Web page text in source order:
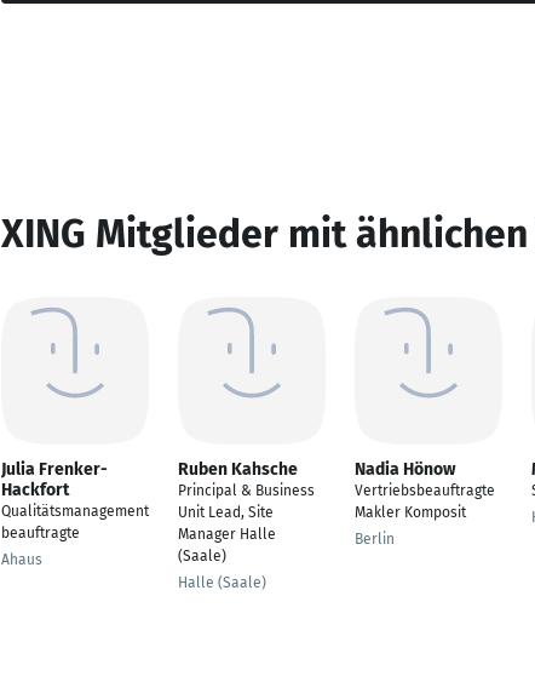
XING Mitglieder mit
Julia Frenker-
Hackfort
Qualitätsmanagement
beauftragte
Ahaus
Ruben Kahsche
Principal & Business
Unit Lead, Site
Manager Halle
(Saale)
Halle (Saale)
Nadia Hönow
Vertriebsbeauftragte
Makler Komposit
Berlin